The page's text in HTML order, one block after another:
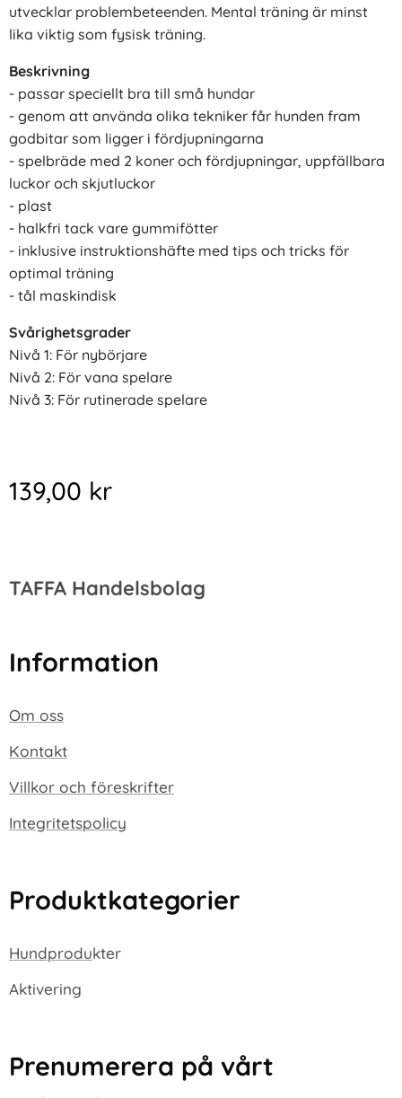
utvecklar problembeteenden. Mental träning är minst
lika viktig som fysisk träning.
Beskrivning
- passar speciellt bra till små hundar
- genom att använda olika tekniker får hunden fram
godbitar som ligger i fördjupningarna
- spelbräde med 2 koner och fördjupningar, uppfällbara
luckor och skjutluckor
- plast
- halkfri tack vare gummifötter
- inklusive instruktionshäfte med tips och tricks för
optimal träning
- tål maskindisk
Svårighetsgrader
Nivå 1: För nybörjare
Nivå 2: För vana spelare
Nivå 3: För rutinerade spelare
139,00 kr
TAFFA Handelsbolag
Information
Om oss
Kontakt
Villkor och föreskrifter
Integritetspolicy
Produktkategorier
Hundprodukter
Aktivering
Prenumerera på vårt